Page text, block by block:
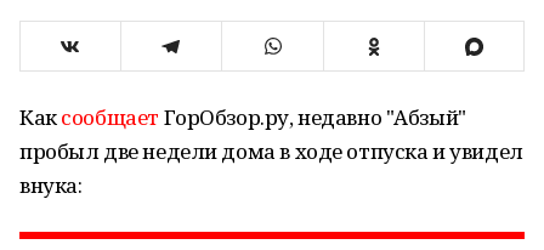
Каксообщает ГорОбзор.ру, недавно "Абзый"
пробыл две недели дома в ходе отпуска и увидел
внука: